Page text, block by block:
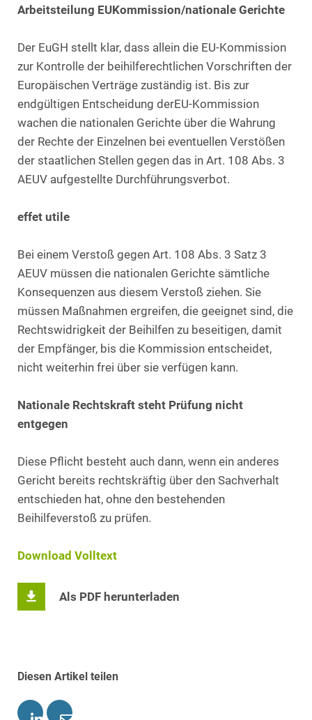
Arbeitsteilung EUKommission/nationale Gerichte
Der EuGH stellt klar, dass allein die EU-Kommission
zur Kontrolle der beihilferechtlichen Vorschriften der
Europäischen Verträge zuständig ist. Bis zur
endgültigen Entscheidung derEU-Kommission
wachen die nationalen Gerichte über die Wahrung
der Rechte der Einzelnen bei eventuellen Verstößen
der staatlichen Stellen gegen das in Art. 108 Abs. 3
AEUV aufgestellte Durchführungsverbot.
effet utile
Bei einem Verstoß gegen Art. 108 Abs. 3 Satz 3
AEUV müssen die nationalen Gerichte sämtliche
Konsequenzen aus diesem Verstoß ziehen. Sie
müssen Maßnahmen ergreifen, die geeignet sind, die
Rechtswidrigkeit der Beihilfen zu beseitigen, damit
der Empfänger, bis die Kommission entscheidet,
nicht weiterhin frei über sie verfügen kann.
Nationale Rechtskraft steht Prüfung nicht
entgegen
Diese Pflicht besteht auch dann, wenn ein anderes
Gericht bereits rechtskräftig über den Sachverhalt
entschieden hat, ohne den bestehenden
Beihilfeverstoß zu prüfen.
Download Volltext
Als PDF herunterladen
Diesen Artikel teilen